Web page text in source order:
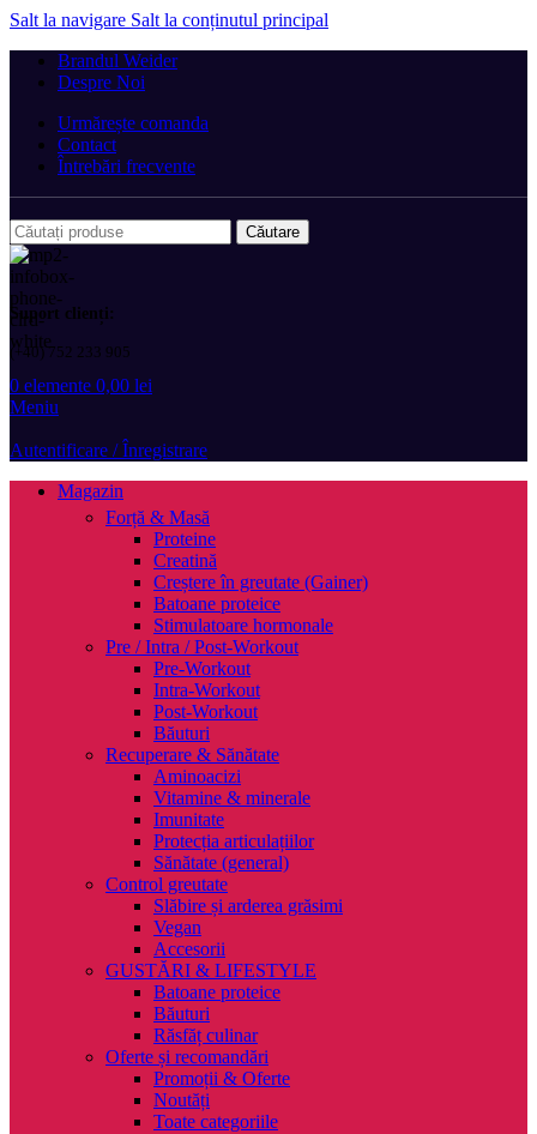
Salt la navigare Salt la conținutul principal
Brandul Weider
Despre Noi
Urmărește comanda
Contact
Întrebări frecvente
Căutare
Suport clienți:
(+40) 752 233 905
0 elemente 0,00 lei
Meniu
Autentificare / Înregistrare
Magazin
Forță & Masă
Proteine
Creatină
Creștere în greutate (Gainer)
Batoane proteice
Stimulatoare hormonale
Pre / Intra / Post-Workout
Pre-Workout
Intra-Workout
Post-Workout
Băuturi
Recuperare & Sănătate
Aminoacizi
Vitamine & minerale
Imunitate
Protecția articulațiilor
Sănătate (general)
Control greutate
Slăbire și arderea grăsimi
Vegan
Accesorii
GUSTĂRI & LIFESTYLE
Batoane proteice
Băuturi
Răsfăț culinar
Oferte și recomandări
Promoții & Oferte
Noutăți
Toate categoriile